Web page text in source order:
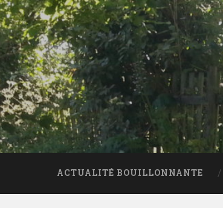
ACTUALITÉ BOUILLONNANTE